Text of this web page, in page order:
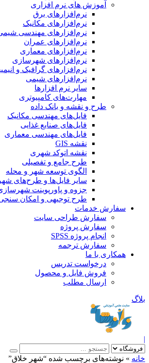
آموزش های نرم افزاری
نرم‌افزارهای برق
نرم‌افزارهای مکانیک
نرم‌افزارهای مهندسی شیمی
نرم‌افزارهای عمران
نرم‌افزارهای معماری
نرم‌افزارهای شهرسازی
نرم‌افزارهای گرافیک و انیمیشن
نرم‌افزارهای شیمی
سایر نرم افزارها
مهارت‌های کامپیوتری
طرح و نقشه و بانک داده
فایل‌های مهندسی مکانیک
فایل‌های صنایع غذایی
فایل‌های مهندسی معماری
نقشه GIS
نقشه اتوکد شهری
طرح جامع و تفصیلی
الگوی توسعه شهر و محله
سایر فایل‌ها و طرح‌های شهری
جزوه و پاورپوینت شهرسازی
طرح توجیهی و امکان سنجی
سفارش خدمات
سفارش طراحی سایت
سفارش پروژه
انجام پروژه SPSS
سفارش ترجمه
همکاری با ما
درخواست تدریس
فروش فایل و محصول
ارسال مطلب
»نوشته‌های برچسب شده “شهر خلاق”